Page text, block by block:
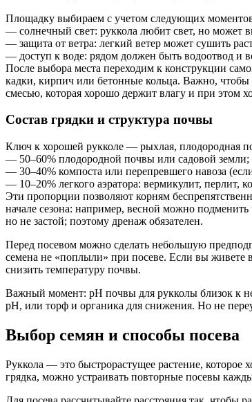
Площадку выбираем с учетом следующих
— солнечный свет: руккола любит свет, но может
— защита от ветра: легкий ветер может сушить
— доступ к воде: рядом должен быть водоотвод и
После выбора места переходим к конструкции
кадки, кирпич или бетонные кольца. Важно, чтобы
смесью, которая хорошо держит влагу и при этом
Состав грядки и структура почвы
Ключ к хорошей рукколе — рыхлая, плодородная
— 50–60% плодородной почвы или садовой земли;
— 30–40% компоста или перепревшего навоза
— 10–20% легкого аэратора: вермикулит, перлит,
Эти пропорции позволяют корням
начале сезона: например, весной можно
но не застой; поэтому дренаж обязателен.
Перед посевом можно сделать небольшую
семена не «поплыли» при посеве. Если вы живете
снизить температуру почвы.
Важный момент: pH почвы для рукколы близок к
pH, или торф и органика для снижения. Но не
Выбор семян и способы посева
Руккола — это быстрорастущее растение, которое
грядка, можно устраивать повторные посевы